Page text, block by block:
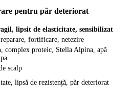
pentru păr deteriorat
lipsit de elasticitate, sensibilizat
fortificare, netezire
complex proteic, Stella Alpina, apă
scalp
lipsă de rezistență, păr deteriorat